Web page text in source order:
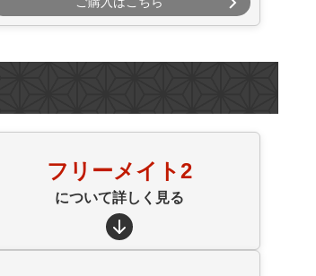
フリーメイト2
について詳しく見る